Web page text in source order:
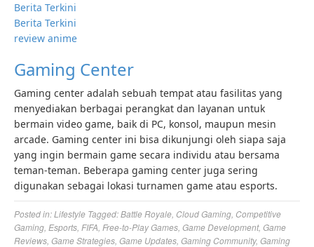
Berita Terkini
Berita Terkini
review anime
Gaming Center
Gaming center adalah sebuah tempat atau fasilitas yang
menyediakan berbagai perangkat dan layanan untuk
bermain video game, baik di PC, konsol, maupun mesin
arcade. Gaming center ini bisa dikunjungi oleh siapa saja
yang ingin bermain game secara individu atau bersama
teman-teman. Beberapa gaming center juga sering
digunakan sebagai lokasi turnamen game atau esports.
Posted in:Lifestyle Tagged:Battle Royale Cloud Gaming Competitive
Gaming Esports FIFA Free-to-Play Games Game Development, Game
Reviews Game Strategies Game Updates Gaming Community, Gaming